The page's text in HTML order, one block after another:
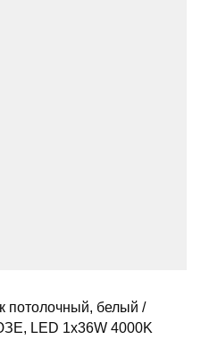
потолочный, белый /
LED 1x36W 4000K